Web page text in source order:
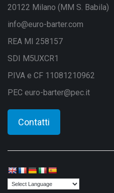
20122 Milano (MM S. Babila)
info@euro-barter.com
REA MI 258157
SDI M5UXCR1
P.IVA e CF 11081210962
PEC euro-barter@pec.it
Contatti